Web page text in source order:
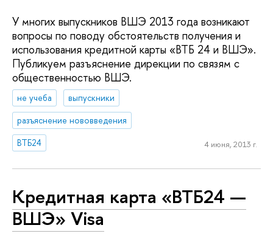
У многих выпускников ВШЭ 2013 года возникают
вопросы по поводу обстоятельств получения и
использования кредитной карты «ВТБ 24 и ВШЭ».
Публикуем разъяснение дирекции по связям с
общественностью ВШЭ.
не учеба
выпускники
разъяснение нововведения
ВТБ24
4 июня, 2013 г.
Кредитная карта «ВТБ24 —
ВШЭ» Visa